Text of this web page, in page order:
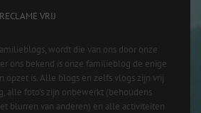
VRIJ
wordt die van ons door onze
ons bekend is onze familieblog de enige
opzet is. Alle blogs en zelfs vlogs zijn vrij
alle foto’s zijn onbewerkt (behoudens
blurren van anderen) en alle activiteiten